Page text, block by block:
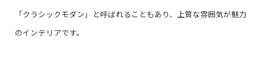
「クラシックモダン」と呼ばれることもあり、上質な雰囲気が魅力
のインテリアです。